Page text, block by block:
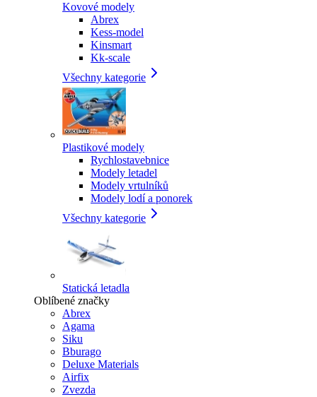
Kovové modely
Abrex
Kess-model
Kinsmart
Kk-scale
Všechny kategorie
Plastikové modely
Rychlostavebnice
Modely letadel
Modely vrtulníků
Modely lodí a ponorek
Všechny kategorie
Statická letadla
Oblíbené značky
Abrex
Agama
Siku
Bburago
Deluxe Materials
Airfix
Zvezda